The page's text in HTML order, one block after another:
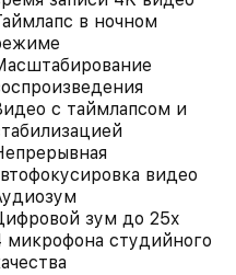
в ночном
с таймлапсом и
видео
зум до 25x
микрофона студийного